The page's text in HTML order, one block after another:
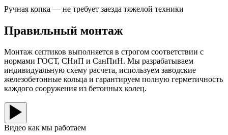
Ручная копка — не требует заезда тяжелой техники
Правильный монтаж
Монтаж септиков выполняется в строгом соответствии с
нормами ГОСТ, СНиП и СанПиН. Мы разрабатываем
индивидуальную схему расчета, используем заводские
железобетонные кольца и гарантируем полную герметичность
каждого сооружения из бетонных колец.
Видео как мы работаем